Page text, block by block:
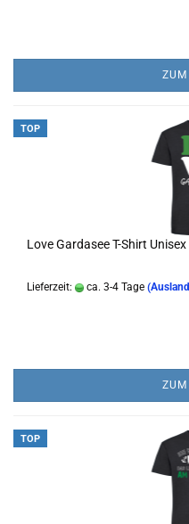
TOP
Love Gardasee T-Shirt
Lieferzeit: ca. 3-4 Tage
TOP